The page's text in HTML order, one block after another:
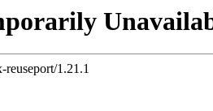
reuseport/1.21.1